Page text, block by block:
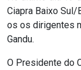
Ciapra Baixo Sul/
os os dirigentes
Gandu.
O Presidente do